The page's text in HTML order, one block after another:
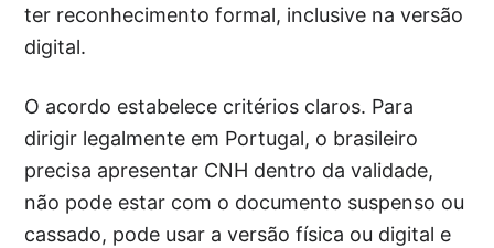
ter reconhecimento formal, inclusive na versão
digital.
O acordo estabelece critérios claros. Para
dirigir legalmente em Portugal, o brasileiro
precisa apresentar CNH dentro da validade,
não pode estar com o documento suspenso ou
cassado, pode usar a versão física ou digital e